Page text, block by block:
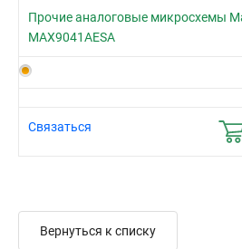
Прочие аналоговые микросхемы
MAX9041AESA
Связаться
Вернуться к списку